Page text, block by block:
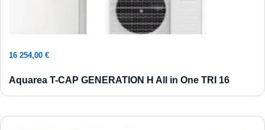
16 254,00 €
Aquarea T-CAP GENERATION H All in One TRI 16